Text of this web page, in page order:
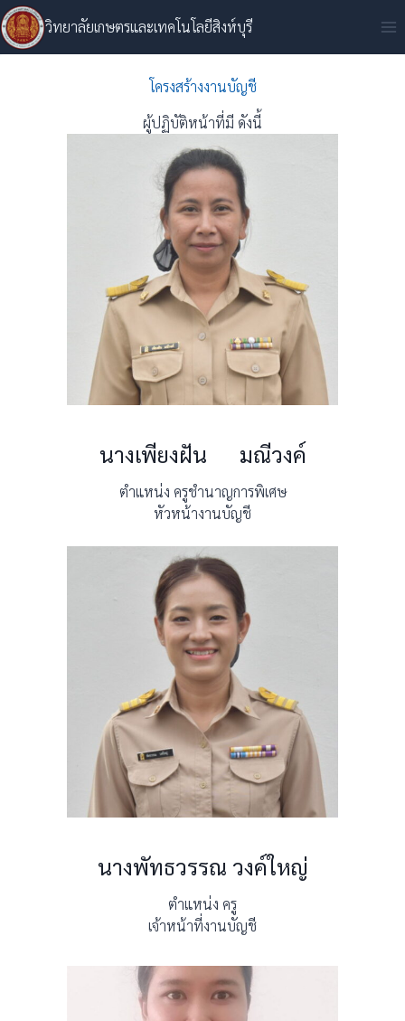
Skip
to
content
วิทยาลัยเกษตรและเทคโนโลยีสิงห์บุรี
โครงสร้างงานบัญชี
ผู้ปฏิบัติหน้าที่มี ดังนี้
นางเพียงฝัน มณีวงค์
ตำแหน่ง ครูชำนาญการพิเศษ
หัวหน้างานบัญชี
นางพัทธวรรณ วงค์ใหญ่
ตำแหน่ง ครู
เจ้าหน้าที่งานบัญชี